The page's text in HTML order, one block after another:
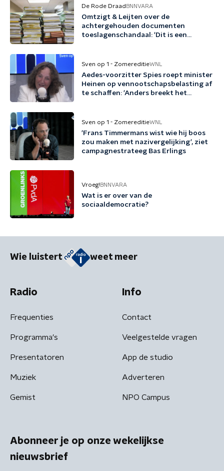
De Rode Draad BNNVARA
Omtzigt & Leijten over de
achtergehouden documenten
toeslagenschandaal: 'Dit is een
Sven op 1 - ZomereditieWNL
Aedes-voorzitter Spies roept minister
Heinen op vennootschapsbelasting af
te schaffen: 'Anders breekt het
Sven op 1 - ZomereditieWNL
'Frans Timmermans wist wie hij boos
zou maken met nazivergelijking', ziet
campagnestrateeg Bas Erlings
Vroeg! BNNVARA
Wat is er over van de
sociaaldemocratie?
Wie luistert weet meer
Radio
Frequenties
Programma's
Presentatoren
Muziek
Gemist
Info
Contact
Veelgestelde vragen
App de studio
Adverteren
NPO Campus
Abonneer je op onze wekelijkse
nieuwsbrief